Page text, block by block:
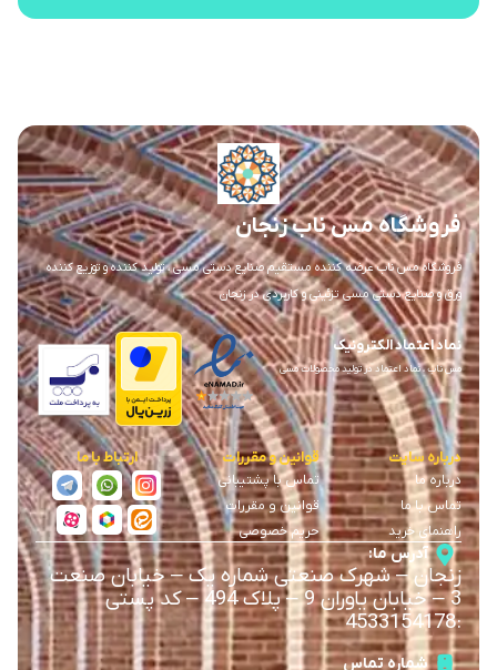
فروشگاه مس ناب زنجان
فروشگاه مس ناب عرضه کننده مستقیم صنایع دستی مسی ، تولید کننده و توزیع کننده
ورق و صنایع دستی مسی تزئینی و کاربردی در زنجان
نماد اعتماد الکترونیک
مس ناب ، نماد اعتماد در تولید محصولات مسی
درباره سایت
درباره ما
تماس با ما
راهنمای خرید
قوانین و مقررات
تماس با پشتیبانی
قوانین و مقررات
حریم خصوصی
ارتباط با ما
آدرس ما:
زنجان–شهرک صنعتی شماره یک–خیابان صنعت
3
–خیابان یاوران 9 –
پلاک 494 – کد پستی
:
4533154178
شماره تماس